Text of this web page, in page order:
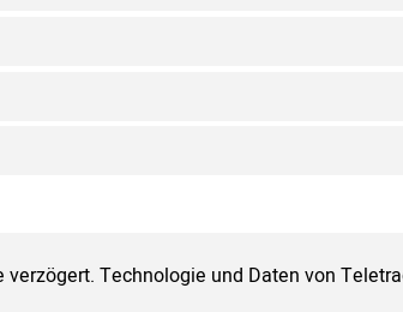
Technologie und Daten von